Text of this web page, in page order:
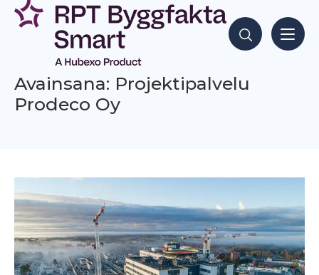
Siirry
sisältöön
Hae sisältöjä
Avainsana: Projektipalvelu
Prodeco Oy